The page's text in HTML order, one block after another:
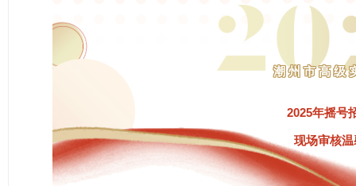
潮州市高级
2025年摇号
现场审核